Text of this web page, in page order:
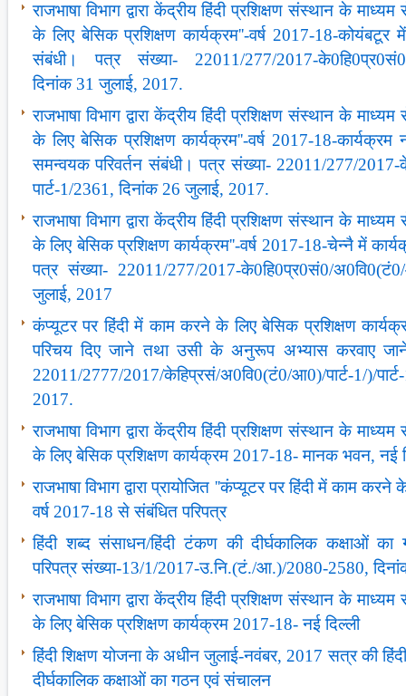
राजभाषा विभाग द्वारा केंद्रीय हिंदी प्रशिक्षण संस्‍थान के
के लिए बेसिक प्रशिक्षण कार्यक्रम''-वर्ष 2017-18-कोयंबटूर
संबंधी। पत्र संख्‍या- 22011/277/2017-के0हि0प्र0सं0/
दिनांक 31 जुलाई, 2017.
राजभाषा विभाग द्वारा केंद्रीय हिंदी प्रशिक्षण संस्‍थान के
के लिए बेसिक प्रशिक्षण कार्यक्रम''-वर्ष 2017-18-
समन्‍वयक परिवर्तन संबंधी। पत्र संख्‍या- 22011/277/
पार्ट-1/2361, दिनांक 26 जुलाई, 2017.
राजभाषा विभाग द्वारा केंद्रीय हिंदी प्रशिक्षण संस्‍थान के
के लिए बेसिक प्रशिक्षण कार्यक्रम''-वर्ष 2017-18-चेन्‍नै में
पत्र संख्‍या- 22011/277/2017-के0हि0प्र0सं0/
जुलाई, 2017
कंप्‍यूटर पर हिंदी में काम करने के लिए बेसिक प्रशिक्षण
परिचय दिए जाने तथा उसी के अनुरूप अभ्‍यास करवाए
22011/2777/2017/केहिप्रसं/अ0वि0(टं0/आ0)/पार्ट-1/)/
2017.
राजभाषा विभाग द्वारा केंद्रीय हिंदी प्रशिक्षण संस्‍थान के
के लिए बेसिक प्रशिक्षण कार्यक्रम 2017-18- मानक भवन, नई
राजभाषा विभाग द्वारा प्रायोजित ''कंप्‍यूटर पर हिंदी में काम
वर्ष 2017-18 से संबंधित परिपत्र
हिंदी शब्‍द संसाधन/हिंदी टंकण की दीर्घकालिक कक्षाओं
परिपत्र संख्‍या-13/1/2017-उ.नि.(टं./आ.)/2080-2580,
राजभाषा विभाग द्वारा केंद्रीय हिंदी प्रशिक्षण संस्‍थान के
के लिए बेसिक प्रशिक्षण कार्यक्रम 2017-18- नई दिल्‍ली
हिंदी शिक्षण योजना के अधीन जुलाई-नवंबर, 2017 सत्र की हिंदी
दीर्घकालिक कक्षाओं का गठन एवं संचालन